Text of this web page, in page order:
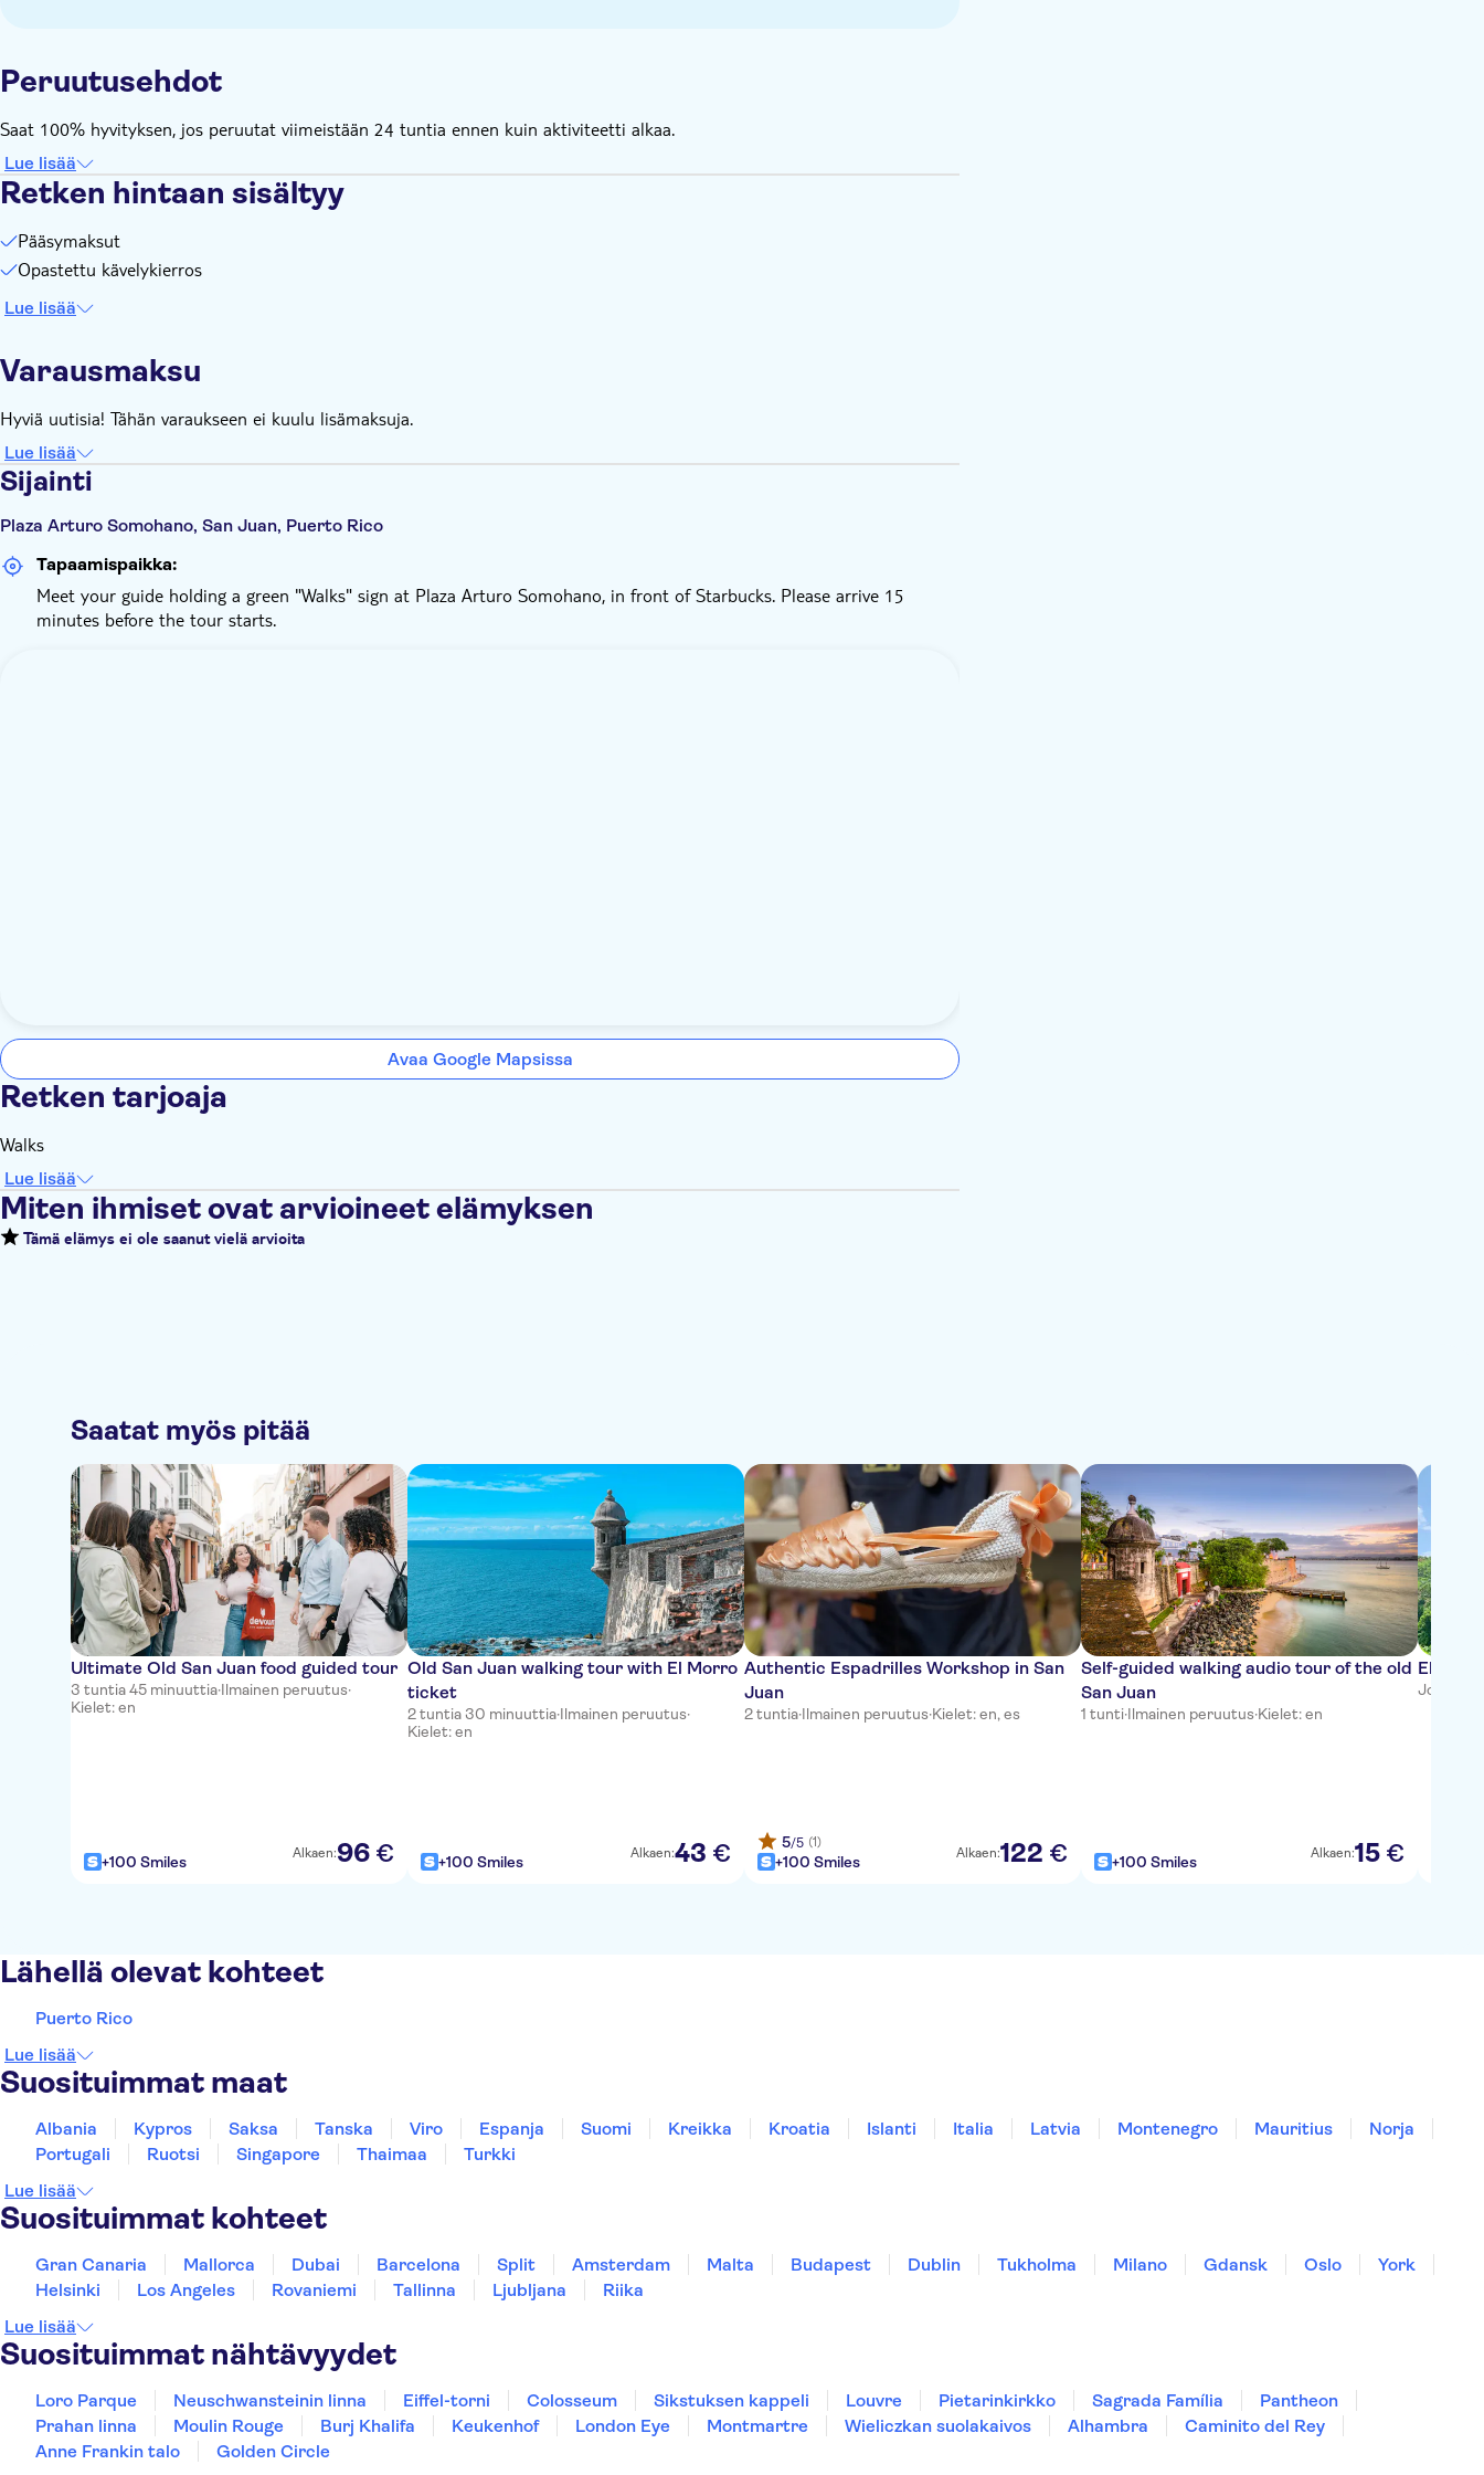
Peruutusehdot
Saat 100% hyvityksen, jos peruutat viimeistään 24 tuntia ennen kuin aktiviteetti alkaa.
Lue lisää
Retken hintaan sisältyy
Pääsymaksut
Opastettu kävelykierros
Lue lisää
Varausmaksu
Hyviä uutisia! Tähän varaukseen ei kuulu lisämaksuja.
Lue lisää
Sijainti
Plaza Arturo Somohano, San Juan, Puerto Rico
Tapaamispaikka:
Meet your guide holding a green "Walks" sign at Plaza Arturo Somohano, in front of Starbucks. Please arrive 15
minutes before the tour starts.
Avaa Google Mapsissa
Retken tarjoaja
Walks
Lue lisää
Miten ihmiset ovat arvioineet elämyksen
Tämä elämys ei ole saanut vielä arvioita
Saatat myös pitää
Ultimate Old San Juan food guided tour
3 tuntia 45 minuuttia·Ilmainen peruutus·
Kielet: en
+100 Smiles Alkaen:96 €
Old San Juan walking tour with El Morro
ticket
2 tuntia 30 minuuttia·Ilmainen peruutus·
Kielet: en
+100 Smiles Alkaen:43 €
Authentic Espadrilles Workshop in San
Juan
2 tuntia·Ilmainen peruutus·Kielet: en, es
5/5 (1)
+100 Smiles Alkaen:122 €
Self-guided walking audio tour of the old
San Juan
1 tunti·Ilmainen peruutus·Kielet: en
+100 Smiles Alkaen:15 €
El
Joustava
Lähellä olevat kohteet
Puerto Rico
Lue lisää
Suosituimmat maat
Albania Kypros Saksa Tanska Viro Espanja Suomi Kreikka Kroatia Islanti Italia Latvia Montenegro Mauritius
Norja
Portugali
Ruotsi Singapore Thaimaa
Turkki
Lue lisää
Suosituimmat kohteet
Gran Canaria Mallorca Dubai Barcelona Split Amsterdam Malta Budapest Dublin Tukholma Milano Gdansk Oslo
York
Helsinki
Los Angeles Rovaniemi Tallinna Ljubljana
Riika
Lue lisää
Suosituimmat nähtävyydet
Loro Parque Neuschwansteinin linna Eiffel-torni Colosseum Sikstuksen kappeli Louvre Pietarinkirkko Sagrada Família
Pantheon
Prahan linna
Moulin Rouge Burj Khalifa Keukenhof London Eye Montmartre Wieliczkan suolakaivos Alhambra
Caminito del Rey
Anne Frankin talo
Golden Circle